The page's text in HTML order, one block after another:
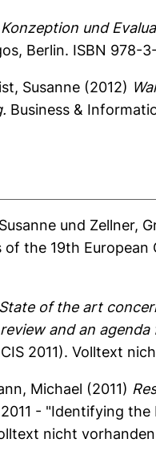
Konzeption und
Berlin. ISBN 978-
Susanne (2012)
Business &
und Zellner,
of the 19th
State of the art
and an agenda
2011). Volltext
Michael (2011)
- "Identifying
nicht